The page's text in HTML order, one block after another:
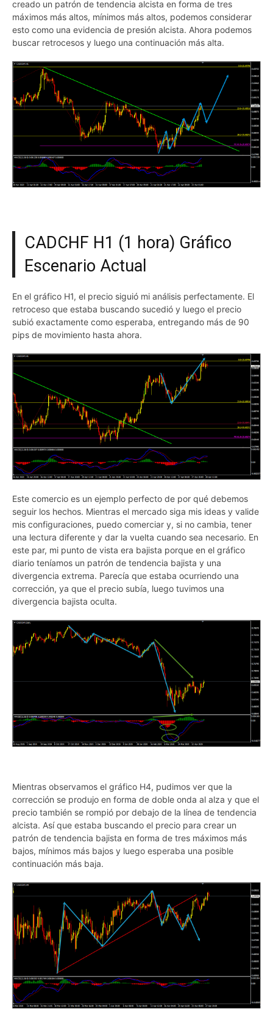
creado un patrón de tendencia alcista en forma de tres
máximos más altos, mínimos más altos, podemos considerar
esto como una evidencia de presión alcista. Ahora podemos
buscar retrocesos y luego una continuación más alta.
CADCHF H1 (1 hora) Gráfico
Escenario Actual
En el gráfico H1, el precio siguió mi análisis perfectamente. El
retroceso que estaba buscando sucedió y luego el precio
subió exactamente como esperaba, entregando más de 90
pips de movimiento hasta ahora.
Este comercio es un ejemplo perfecto de por qué debemos
seguir los hechos. Mientras el mercado siga mis ideas y valide
mis configuraciones, puedo comerciar y, si no cambia, tener
una lectura diferente y dar la vuelta cuando sea necesario. En
este par, mi punto de vista era bajista porque en el gráfico
diario teníamos un patrón de tendencia bajista y una
divergencia extrema. Parecía que estaba ocurriendo una
corrección, ya que el precio subía, luego tuvimos una
divergencia bajista oculta.
Mientras observamos el gráfico H4, pudimos ver que la
corrección se produjo en forma de doble onda al alza y que el
precio también se rompió por debajo de la línea de tendencia
alcista. Así que estaba buscando el precio para crear un
patrón de tendencia bajista en forma de tres máximos más
bajos, mínimos más bajos y luego esperaba una posible
continuación más baja.